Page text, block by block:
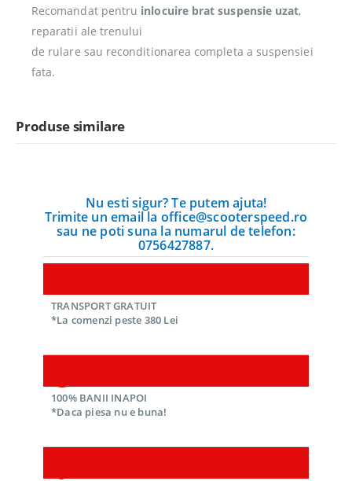
Recomandat pentru inlocuire brat suspensie uzat,
reparatii ale trenului
de rulare sau reconditionarea completa a suspensiei
fata.
Produse similare
Nu esti sigur? Te putem ajuta!
Trimite un email la office@scooterspeed.ro
sau ne poti suna la numarul de telefon:
0756427887.
TRANSPORT GRATUIT
*La comenzi peste 380 Lei
100% BANII INAPOI
*Daca piesa nu e buna!